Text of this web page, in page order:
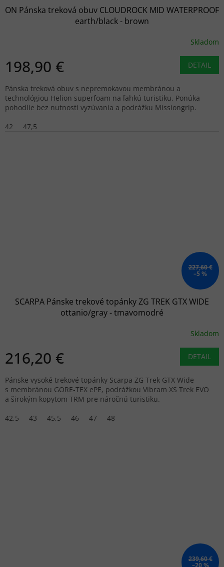
ON Pánska treková obuv CLOUDROCK MID WATERPROOF
earth/black - brown
Skladom
198,90 € DETAIL
Pánska treková obuv s nepremokavou membránou a
technológiou Helion superfoam na ľahkú turistiku. Ponúka
pohodlie bez nutnosti vyzúvania a podrážku Missiongrip.
42
47,5
227,60 €
–5 %
SCARPA Pánske trekové topánky ZG TREK GTX WIDE
ottanio/gray - tmavomodré
Skladom
216,20 € DETAIL
Pánske vysoké trekové topánky Scarpa ZG Trek GTX Wide
s membránou GORE-TEX ePE, podrážkou Vibram XS Trek EVO
a širokým kopytom TRM pre náročnú turistiku.
42,5
43 45,5 46 47 48
239,60 €